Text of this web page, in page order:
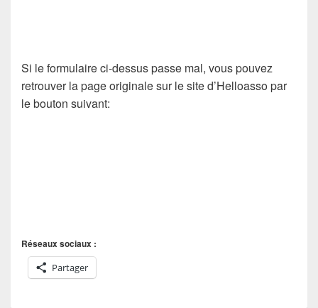
Si le formulaire ci-dessus passe mal, vous pouvez
retrouver la page originale sur le site d’Helloasso par
le bouton suivant:
Réseaux sociaux :
Partager